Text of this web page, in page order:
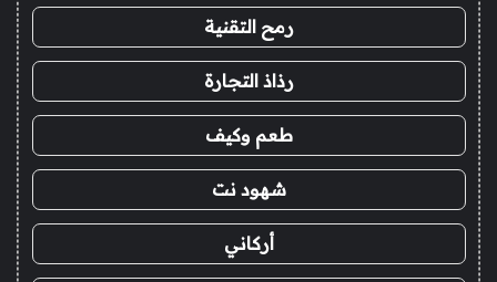
رمح التقنية
رذاذ التجارة
طعم وكيف
شهود نت
أركاني